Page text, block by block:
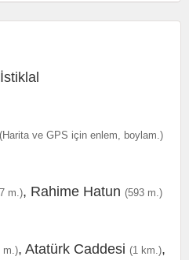
(Harita ve GPS için enlem, boylam.)
m.), Rahime Hatun (593 m.)
m.), Atatürk Caddesi (1 km.),